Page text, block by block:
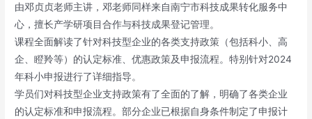
由邓贞贞老师主讲，邓老师同样来自南宁市科技成果转化服务中
心，擅长产学研项目合作与科技成果登记管理。
课程全面解读了针对科技型企业的各类支持政策（包括科小、高
企、瞪羚等）的认定标准、优惠政策及申报流程。特别针对2024
年科小申报进行了详细指导。
学员们对科技型企业支持政策有了全面的了解，明确了各类企业
的认定标准和申报流程。部分企业已根据自身条件制定了申报计